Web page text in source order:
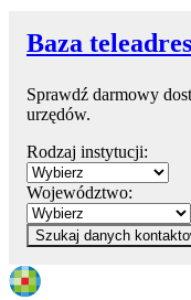
Baza
Sprawdź darmowy
urzędów.
Rodzaj instytucji:
Województwo:
Szukaj danych